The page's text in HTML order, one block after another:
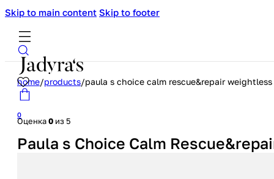
Skip to main content Skip to footer
0
home/products/paula s choice calm rescue&repair
Оценка0 из 5
Paula s Choice Calm